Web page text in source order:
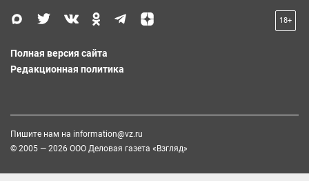
18+
Полная версия сайта
Редакционная политика
Пишите нам на information@vz.ru
© 2005 — 2026 ООО Деловая газета «Взгляд»